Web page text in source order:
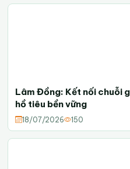
Lâm Đồng: Kết nối chuỗi
hồ tiêu bền vững
18/07/2026 150